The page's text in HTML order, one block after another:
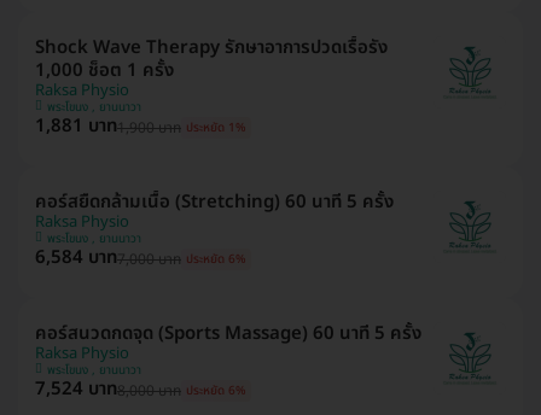
Shock Wave Therapy รักษาอาการปวดเรื้อรัง
1,000 ช็อต 1 ครั้ง
Raksa Physio
พระโขนง , ยานนาวา
1,881 บาท1,900 บาท ประหยัด 1%
คอร์สยืดกล้ามเนื้อ (Stretching) 60 นาที 5 ครั้ง
Raksa Physio
พระโขนง , ยานนาวา
6,584 บาท7,000 บาท ประหยัด 6%
คอร์สนวดกดจุด (Sports Massage) 60 นาที 5 ครั้ง
Raksa Physio
พระโขนง , ยานนาวา
7,524 บาท8,000 บาท ประหยัด 6%